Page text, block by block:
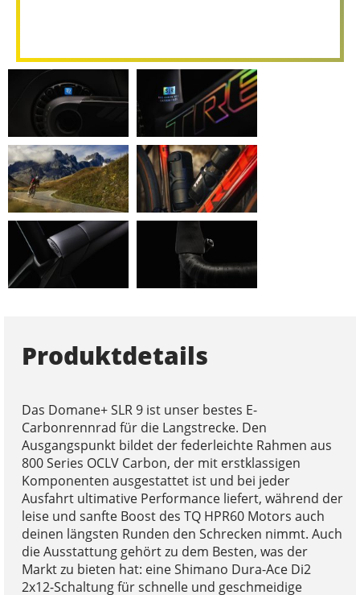
Produktdetails
Das Domane+ SLR 9 ist unser bestes E-
Carbonrennrad für die Langstrecke. Den
Ausgangspunkt bildet der federleichte Rahmen aus
800 Series OCLV Carbon, der mit erstklassigen
Komponenten ausgestattet ist und bei jeder
Ausfahrt ultimative Performance liefert, während der
leise und sanfte Boost des TQ HPR60 Motors auch
deinen längsten Runden den Schrecken nimmt. Auch
die Ausstattung gehört zu dem Besten, was der
Markt zu bieten hat: eine Shimano Dura-Ace Di2
2x12-Schaltung für schnelle und geschmeidige